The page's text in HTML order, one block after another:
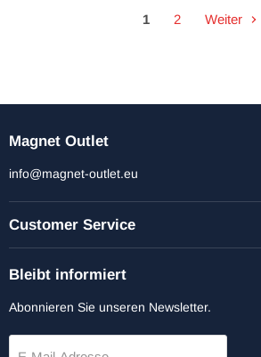
1 2 Weiter
Magnet Outlet
info@magnet-outlet.eu
Customer Service
Bleibt informiert
Abonnieren Sie unseren Newsletter.